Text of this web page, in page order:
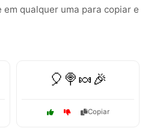
qualquer uma para copiar e
🎈🍭🍬🎉
Copiar